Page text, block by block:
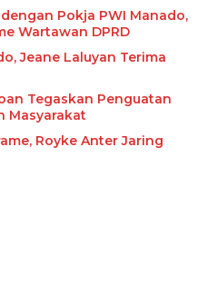
Pokja PWI Manado,
Wartawan DPRD
Jeane Laluyan Terima
Tegaskan Penguatan
Masyarakat
Royke Anter Jaring